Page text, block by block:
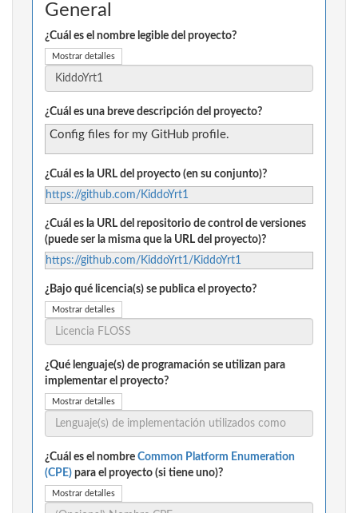
General
¿Cuál es el nombre legible del proyecto?
Mostrar detalles
¿Cuál es una breve descripción del proyecto?
Config files for my GitHub profile.
¿Cuál es la URL del proyecto (en su conjunto)?
https://github.com/KiddoYrt1
¿Cuál es la URL del repositorio de control de versiones
(puede ser la misma que la URL del proyecto)?
https://github.com/KiddoYrt1/KiddoYrt1
¿Bajo qué licencia(s) se publica el proyecto?
Mostrar detalles
¿Qué lenguaje(s) de programación se utilizan para
implementar el proyecto?
Mostrar detalles
¿Cuál es el nombre Common Platform Enumeration
(CPE) para el proyecto (si tiene uno)?
Mostrar detalles